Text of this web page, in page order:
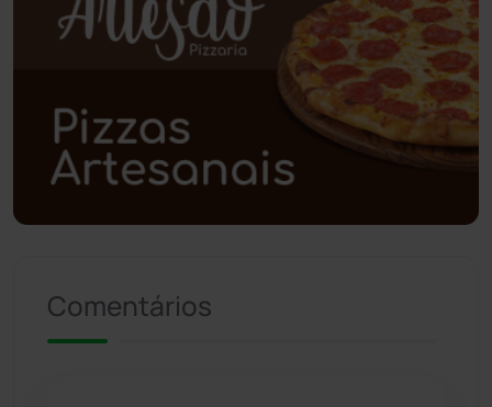
Poções (182)
Polícia Civil (61)
Polícia Militar (28)
Política
Riacho de Santana
Comentários